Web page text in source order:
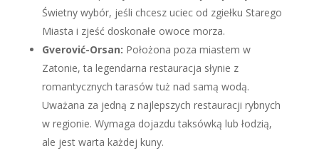
Świetny wybór, jeśli chcesz uciec od zgiełku Starego
Miasta i zjeść doskonałe owoce morza.
Gverović-Orsan: Położona poza miastem w
Zatonie, ta legendarna restauracja słynie z
romantycznych tarasów tuż nad samą wodą.
Uważana za jedną z najlepszych restauracji rybnych
w regionie. Wymaga dojazdu taksówką lub łodzią,
ale jest warta każdej kuny.